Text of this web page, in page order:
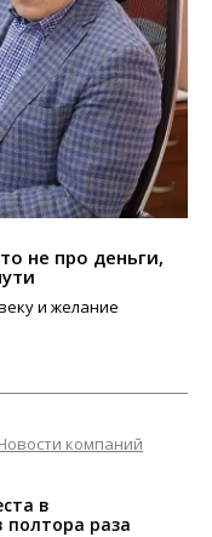
не про деньги,
и желание
компаний
в
полтора раза